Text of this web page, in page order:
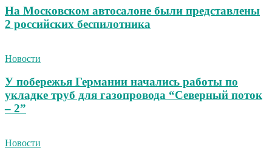
На Московском автосалоне были представлены
2 российских беспилотника
Новости
У побережья Германии начались работы по
укладке труб для газопровода “Северный поток
– 2”
Новости